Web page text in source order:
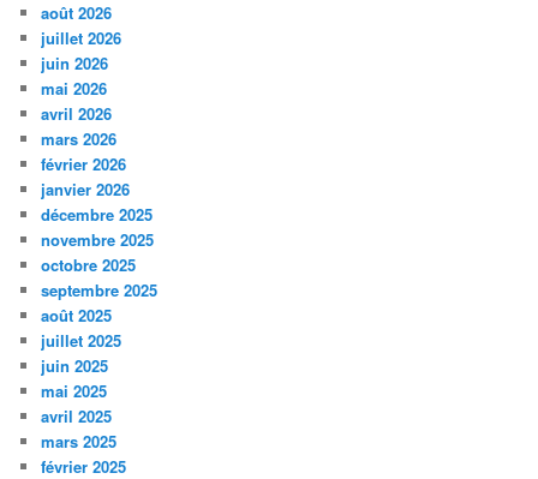
août 2026
juillet 2026
juin 2026
mai 2026
avril 2026
mars 2026
février 2026
janvier 2026
décembre 2025
novembre 2025
octobre 2025
septembre 2025
août 2025
juillet 2025
juin 2025
mai 2025
avril 2025
mars 2025
février 2025